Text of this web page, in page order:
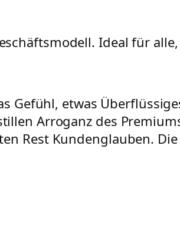
Ideal für
Gefühl, etwas
Arroganz des
Rest Kundenglauben.